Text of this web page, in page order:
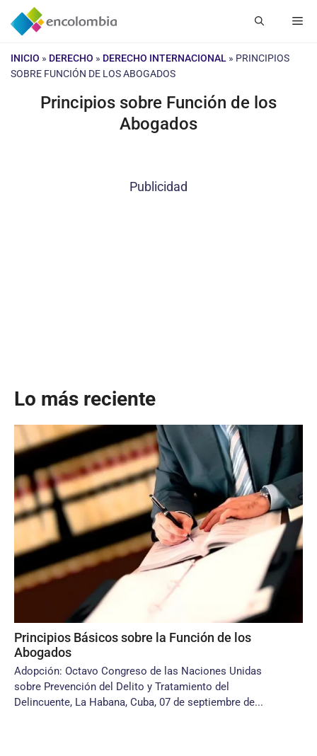
Saltar
INICIO » DERECHO » DERECHO INTERNACIONAL » PRINCIPIOS
SOBRE FUNCIÓN DE LOS ABOGADOS
Principios sobre Función de los
Abogados
Publicidad
Lo más reciente
Principios Básicos sobre la Función de los
Abogados
Adopción: Octavo Congreso de las Naciones Unidas
sobre Prevención del Delito y Tratamiento del
Delincuente, La Habana, Cuba, 07 de septiembre de...